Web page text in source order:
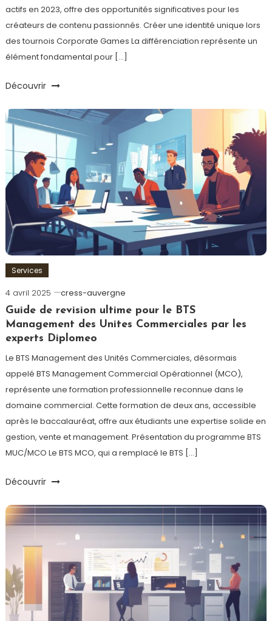
actifs en 2023, offre des opportunités significatives pour les
créateurs de contenu passionnés. Créer une identité unique lors
des tournois Corporate Games La différenciation représente un
élément fondamental pour […]
Découvrir
Services
4 avril 2025
cress-auvergne
Guide de revision ultime pour le BTS
Management des Unites Commerciales par les
experts Diplomeo
Le BTS Management des Unités Commerciales, désormais
appelé BTS Management Commercial Opérationnel (MCO),
représente une formation professionnelle reconnue dans le
domaine commercial. Cette formation de deux ans, accessible
après le baccalauréat, offre aux étudiants une expertise solide en
gestion, vente et management. Présentation du programme BTS
MUC/MCO Le BTS MCO, qui a remplacé le BTS […]
Découvrir